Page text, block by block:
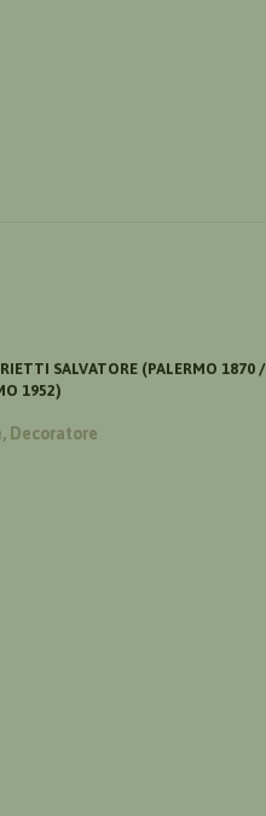
SALVATORE (PALERMO 1870 /
1952)
Decoratore